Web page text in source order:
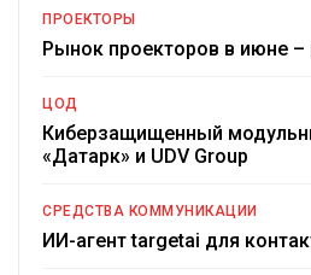
ПРОЕКТОРЫ
Рынок проекторов в июне
ЦОД
Киберзащищенный
«Датарк» и UDV Group
СРЕДСТВА КОММУНИКАЦИИ
ИИ-агент targetai для